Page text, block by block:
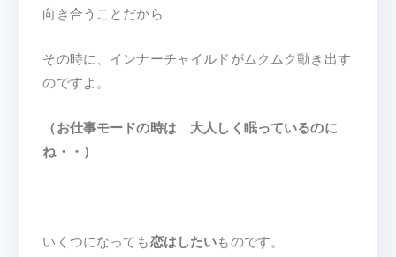
向き合うことだから
その時に、インナーチャイルドがムクムク動き出す
のですよ。
（お仕事モードの時は 大人しく眠っているのに
ね・・）
いくつになっても恋はしたいものです。